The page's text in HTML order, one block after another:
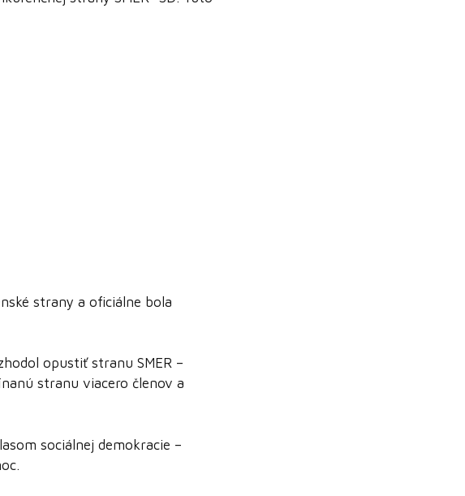
strany a oficiálne bola
opustiť stranu SMER –
stranu viacero členov a
sociálnej demokracie –